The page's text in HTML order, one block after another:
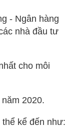
- Ngân hàng
nhà đầu tư
cho môi
2020.
kể đến như: